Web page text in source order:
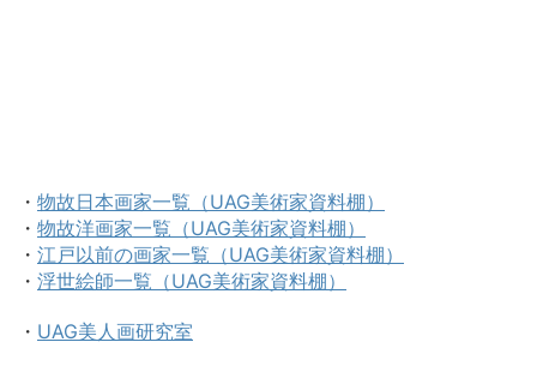
・ 物故日本画家一覧（UAG美術家資料棚）
・ 物故洋画家一覧（UAG美術家資料棚）
・ 江戸以前の画家一覧（UAG美術家資料棚）
・ 浮世絵師一覧（UAG美術家資料棚）
・ UAG美人画研究室